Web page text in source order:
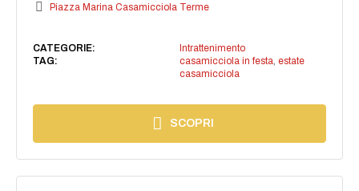
Piazza Marina Casamicciola Terme
CATEGORIE:
Intrattenimento
TAG:
casamicciola in festa estate
casamicciola
SCOPRI